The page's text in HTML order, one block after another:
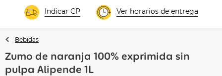
Indicar CP Ver horarios de entrega
Bebidas
Zumo de naranja 100% exprimida sin
pulpa Alipende 1L